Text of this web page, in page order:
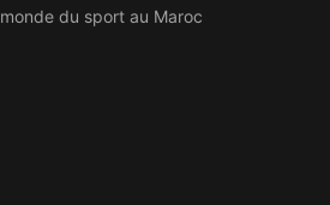
du sport au Maroc